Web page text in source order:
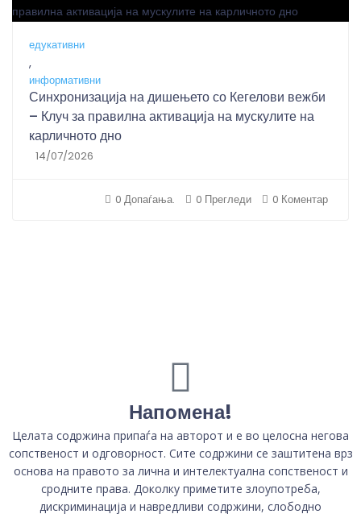
едукативни
,
информативни
Синхронизација на дишењето со Кегелови вежби
– Клуч за правилна активација на мускулите на
карличното дно
14/07/2026
0 Допаѓања. 0 Прегледи 0 Коментар
Напомена!
Целата содржина припаѓа на авторот и е во целосна негова
сопственост и одговорност. Сите содржини се заштитена врз
основа на правото за лична и интелектуална сопственост и
сродните права. Доколку приметите злоупотреба,
дискриминација и навредливи содржини, слободно